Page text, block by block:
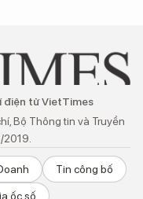
điện tử VietTimes
Bộ Thông tin và Truyền
2019.
Tin công bố
ốc số